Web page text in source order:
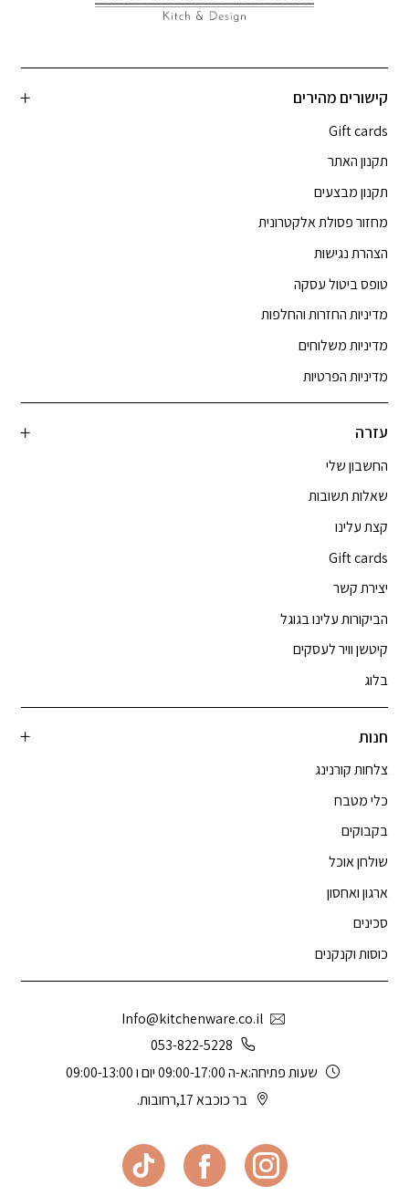
קישורים מהירים
Gift cards
תקנון האתר
תקנון מבצעים
מחזור פסולת אלקטרונית
הצהרת נגישות
טופס ביטול עסקה
מדיניות החזרות והחלפות
מדיניות משלוחים
מדיניות הפרטיות
עזרה
החשבון שלי
שאלות תשובות
קצת עלינו
Gift cards
יצירת קשר
הביקורות עלינו בגוגל
קיטשן וויר לעסקים
בלוג
חנות
צלחות קורנינג
כלי מטבח
בקבוקים
שולחן אוכל
ארגון ואחסון
סכינים
כוסות וקנקנים
Info@kitchenware.co.il
053-822-5228
שעות פתיחה:א-ה 09:00-17:00 יום ו 09:00-13:00
בר כוכבא 17,רחובות.